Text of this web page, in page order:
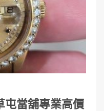
屯當舖專業高價